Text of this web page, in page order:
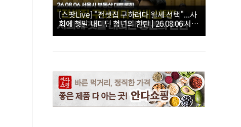
[스팟Live] "전셋집 구하려다 월세 선택"...사
회에 첫발 내디딘 청년의 한탄 | 26.08.06 서울
시 부동산 대토론회